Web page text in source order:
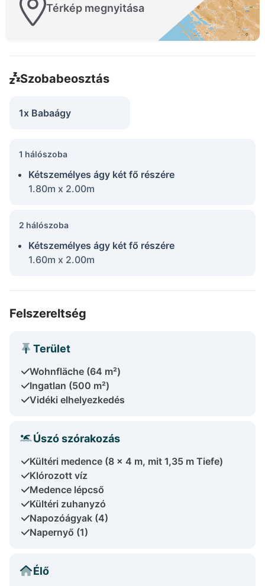
Térkép megnyitása
Szobabeosztás
1x Babaágy
1 hálószoba
Kétszemélyes ágy két fő részére
1.80m x 2.00m
2 hálószoba
Kétszemélyes ágy két fő részére
1.60m x 2.00m
Felszereltség
Terület
Wohnfläche (64 m²)
Ingatlan (500 m²)
Vidéki elhelyezkedés
Úszó szórakozás
Kültéri medence (8 x 4 m, mit 1,35 m Tiefe)
Klórozott víz
Medence lépcső
Kültéri zuhanyzó
Napozóágyak (4)
Napernyő (1)
Élő